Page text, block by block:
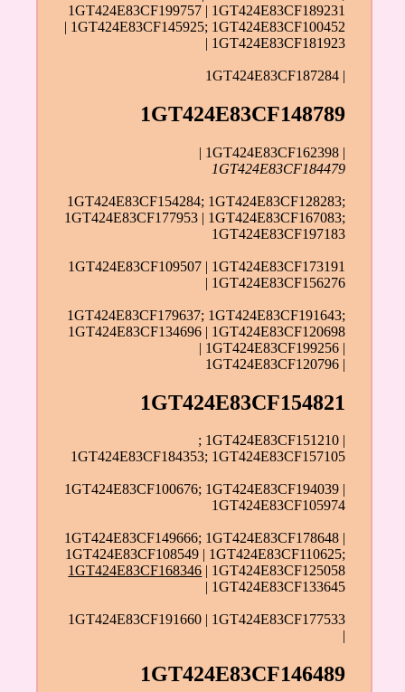
1GT424E83CF199757 | 1GT424E83CF189231
| 1GT424E83CF145925; 1GT424E83CF100452
| 1GT424E83CF181923
1GT424E83CF187284 |
1GT424E83CF148789
| 1GT424E83CF162398 |
1GT424E83CF184479
1GT424E83CF154284; 1GT424E83CF128283;
1GT424E83CF177953 | 1GT424E83CF167083;
1GT424E83CF197183
1GT424E83CF109507 | 1GT424E83CF173191
| 1GT424E83CF156276
1GT424E83CF179637; 1GT424E83CF191643;
1GT424E83CF134696 | 1GT424E83CF120698
| 1GT424E83CF199256 |
1GT424E83CF120796 |
1GT424E83CF154821
; 1GT424E83CF151210 |
1GT424E83CF184353; 1GT424E83CF157105
1GT424E83CF100676; 1GT424E83CF194039 |
1GT424E83CF105974
1GT424E83CF149666; 1GT424E83CF178648 |
1GT424E83CF108549 | 1GT424E83CF110625;
1GT424E83CF168346 | 1GT424E83CF125058
| 1GT424E83CF133645
1GT424E83CF191660 | 1GT424E83CF177533
|
1GT424E83CF146489